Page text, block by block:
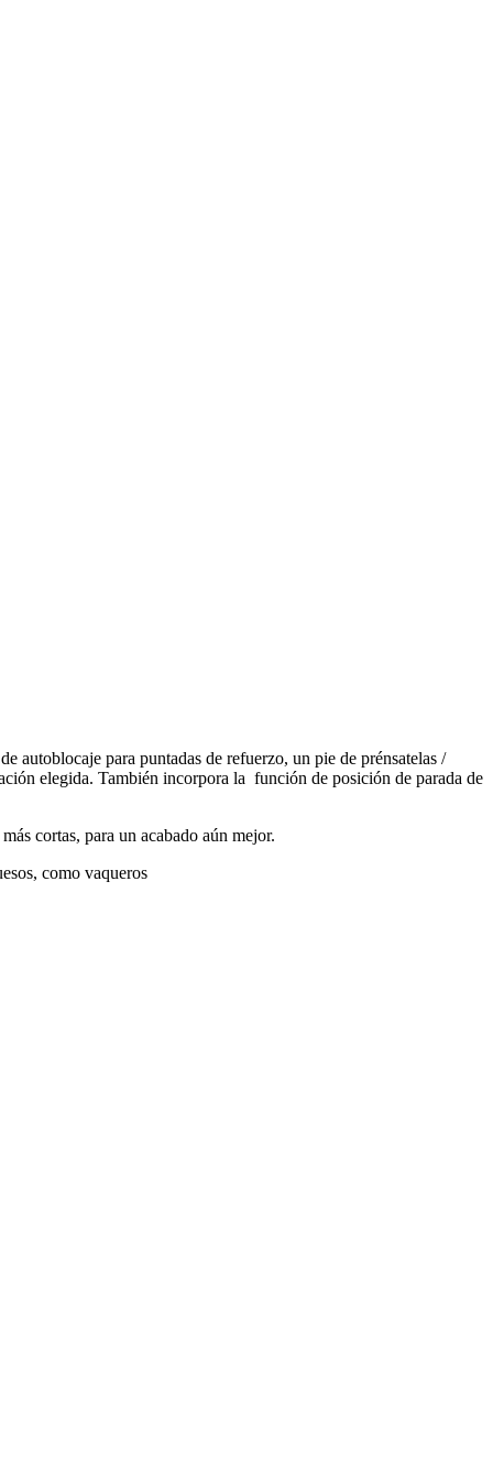
autoblocaje para puntadas de refuerzo, un pie de prénsatelas /
elegida. También incorpora la función de posición de parada de
cortas, para un acabado aún mejor.
como vaqueros